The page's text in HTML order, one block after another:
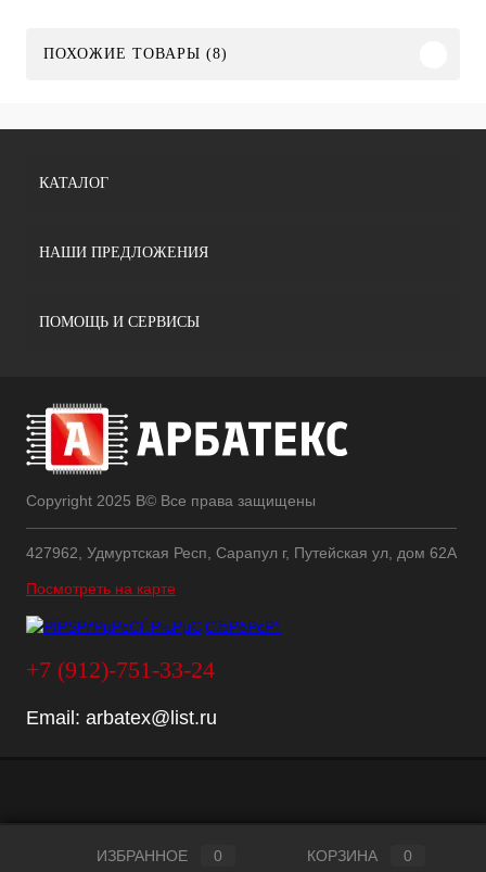
ПОХОЖИЕ ТОВАРЫ (8)
КАТАЛОГ
НАШИ ПРЕДЛОЖЕНИЯ
ПОМОЩЬ И СЕРВИСЫ
Copyright 2025 В© Все права защищены
427962, Удмуртская Респ, Сарапул г, Путейская ул, дом 62А
Посмотреть на карте
+7 (912)-751-33-24
Email: arbatex@list.ru
ИЗБРАННОЕ 0 КОРЗИНА 0